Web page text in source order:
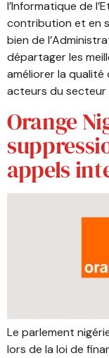
l’Informatique de
contribution et en
bien de
départager les
améliorer la qualité
acteurs du secteur
Orange
appels
Le parlement
lors de la loi de